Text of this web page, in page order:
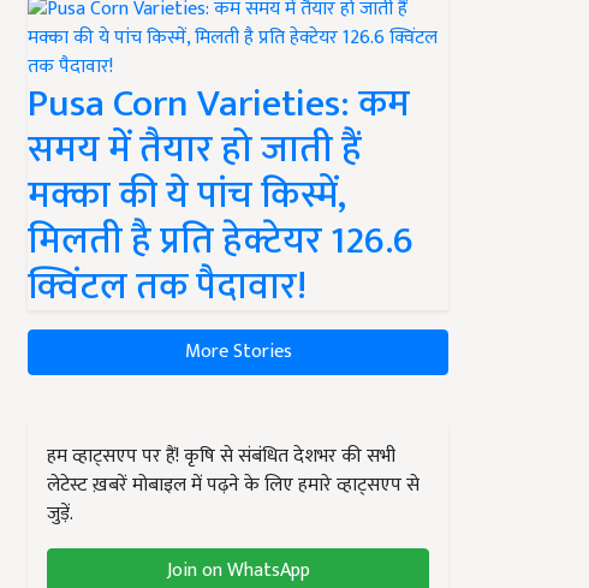
Pusa Corn Varieties: कम
समय में तैयार हो जाती हैं
मक्का की ये पांच किस्में,
मिलती है प्रति हेक्टेयर 126.6
क्विंटल तक पैदावार!
More Stories
हम व्हाट्सएप पर हैं! कृषि से संबंधित देशभर की सभी
लेटेस्ट ख़बरें मोबाइल में पढ़ने के लिए हमारे व्हाट्सएप से
जुड़ें.
Join on WhatsApp